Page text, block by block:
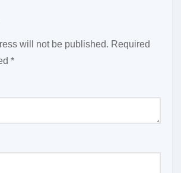
will not be published. Required
*